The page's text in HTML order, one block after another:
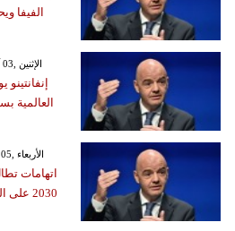
الفيفا
GMT 10:19 2026 الإثنين ,03 آب / أغسطس
العالمية
GMT 22:15 2026 الأربعاء ,05 آب / أغسطس
اتهامات
2030 على المغرب مقابل دعمه داخل الفيفا